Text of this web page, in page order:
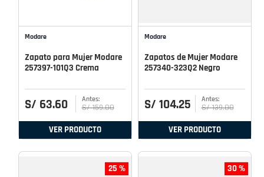
Modare
Zapato para Mujer Modare
257397-101Q3 Crema
S/ 63.60 S/ 159.00
VER PRODUCTO
Modare
Zapatos de Mujer Modare
257340-323Q2 Negro
S/ 104.25 S/ 139.00
VER PRODUCTO
25 % 30 %